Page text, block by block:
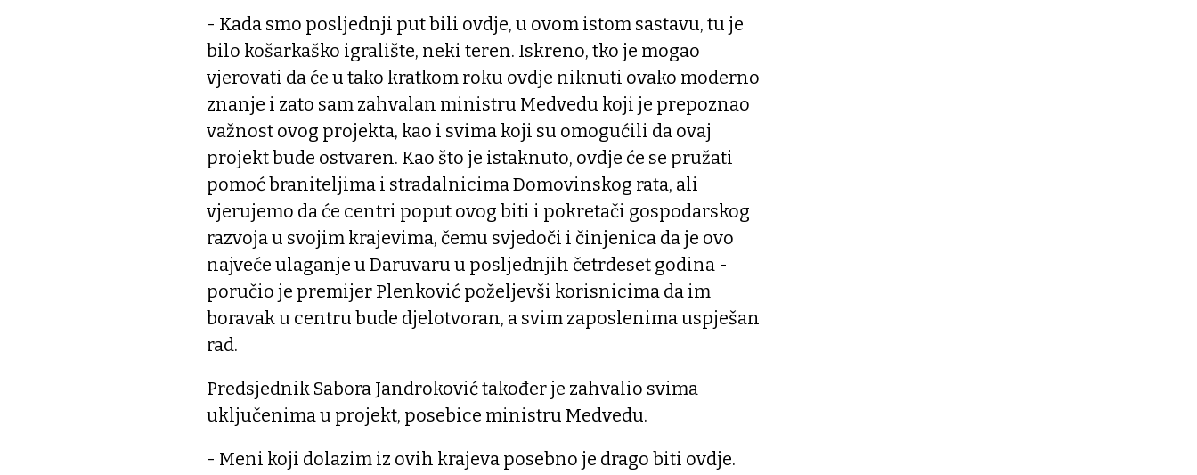
- Kada smo posljednji put bili ovdje, u ovom istom sastavu, tu je
bilo košarkaško igralište, neki teren. Iskreno, tko je mogao
vjerovati da će u tako kratkom roku ovdje niknuti ovako moderno
znanje i zato sam zahvalan ministru Medvedu koji je prepoznao
važnost ovog projekta, kao i svima koji su omogućili da ovaj
projekt bude ostvaren. Kao što je istaknuto, ovdje će se pružati
pomoć braniteljima i stradalnicima Domovinskog rata, ali
vjerujemo da će centri poput ovog biti i pokretači gospodarskog
razvoja u svojim krajevima, čemu svjedoči i činjenica da je ovo
najveće ulaganje u Daruvaru u posljednjih četrdeset godina -
poručio je premijer Plenković poželjevši korisnicima da im
boravak u centru bude djelotvoran, a svim zaposlenima uspješan
rad.
Predsjednik Sabora Jandroković također je zahvalio svima
uključenima u projekt, posebice ministru Medvedu.
- Meni koji dolazim iz ovih krajeva posebno je drago biti ovdje.